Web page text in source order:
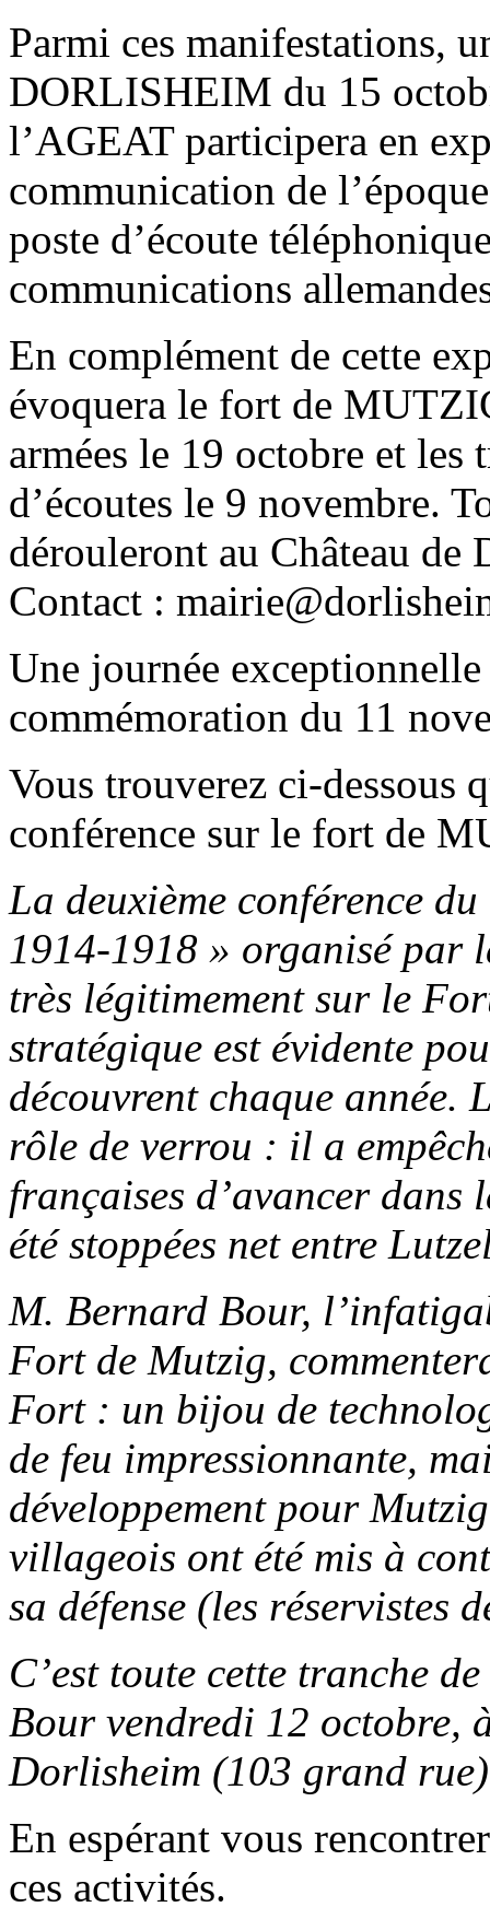
Parmi ces manifestations,
DORLISHEIM du 15
l’AGEAT participera en
communication de
poste d’écoute
communications
En complément de cette
évoquera le fort de
armées le 19 octobre et les
d’écoutes le 9 novembre.
dérouleront au Château
Contact :
Une journée
commémoration du 11
Vous trouverez ci-dessous
conférence sur le fort de
La deuxième conférence
1914-1918 » organisé par
très légitimement sur le
stratégique est évidente
découvrent chaque année.
rôle de verrou : il a
françaises d’avancer
été stoppées net entre
M. Bernard Bour,
Fort de Mutzig,
Fort : un bijou de
de feu impressionnante,
développement pour
villageois ont été mis à
sa défense (les réservistes
C’est toute cette tranche
Bour vendredi 12 octobre,
Dorlisheim (103 grand
En espérant vous
ces activités.